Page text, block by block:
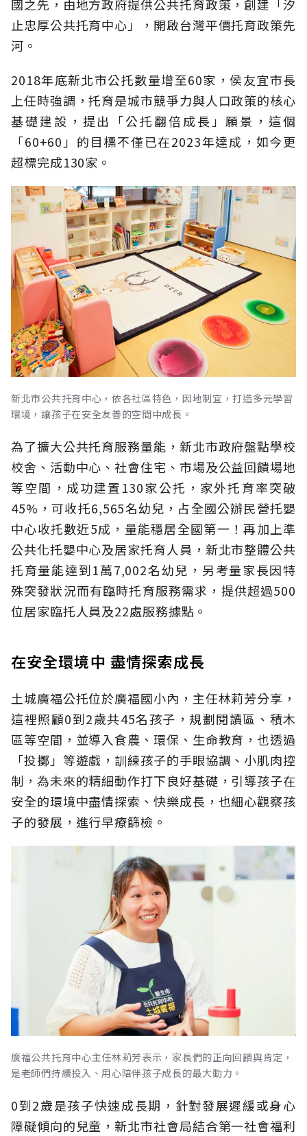
國之先，由地方政府提供公共托育政策，創建「汐
止忠厚公共托育中心」，開啟台灣平價托育政策先
河。
2018年底新北市公托數量增至60家，侯友宜市長
上任時強調，托育是城市競爭力與人口政策的核心
基礎建設，提出「公托翻倍成長」願景，這個
「60+60」的目標不僅已在2023年達成，如今更
超標完成130家。
新北市公共托育中心，依各社區特色，因地制宜，打造多元學習
環境，讓孩子在安全友善的空間中成長。
為了擴大公共托育服務量能，新北市政府盤點學校
校舍、活動中心、社會住宅、市場及公益回饋場地
等空間，成功建置130家公托，家外托育率突破
45%，可收托6,565名幼兒，占全國公辦民營托嬰
中心收托數近5成，量能穩居全國第一！再加上準
公共化托嬰中心及居家托育人員，新北市整體公共
托育量能達到1萬7,002名幼兒，另考量家長因特
殊突發狀況而有臨時托育服務需求，提供超過500
位居家臨托人員及22處服務據點。
在安全環境中 盡情探索成長
土城廣福公托位於廣福國小內，主任林莉芳分享，
這裡照顧0到2歲共45名孩子，規劃閱讀區、積木
區等空間，並導入食農、環保、生命教育，也透過
「投擲」等遊戲，訓練孩子的手眼協調、小肌肉控
制，為未來的精細動作打下良好基礎，引導孩子在
安全的環境中盡情探索、快樂成長，也細心觀察孩
子的發展，進行早療篩檢。
廣福公共托育中心主任林莉芳表示，家長們的正向回饋與肯定，
是老師們持續投入、用心陪伴孩子成長的最大動力。
0到2歲是孩子快速成長期，針對發展遲緩或身心
障礙傾向的兒童，新北市社會局結合第一社會福利